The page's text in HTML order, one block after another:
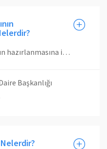
Ayrıntılı Finans Programının hazırlanmasına ilişkin Yılı Merkezi Yönetim Bütçe Uygulama Tebliği Maliye Bakanlığı’nca yayınlanır. Harcama birimleri, bütçelerinde yer alan ödeneklerin aylara dağılımını içeren Ayrıntılı Finans Programının ilişkin tekliflerini talimatta belirtilen ilke ve esaslar doğrultusunda hazırlayarak, Üniversitemiz Strateji Geliştirme Daire Başkanlığına yazılı ve sistem üzerinden gönderir. Strateji Geliştirme Daire Başkanlığı tarafından konsolide edilen Ayrıntılı Finans Programı teklifi, üst yönetim onayına sunularak Maliye Bakanlığı’na gönderilir. Bakanlıkça vize edilen Ayrıntılı Finans Programı, detay dağılımları e-bütçe sistemine giriş yapılarak onaylanır. E-bütçe sisteminde onaylanan Ayrıntılı Finans Programı harcama birimlerine bir üst yazı ekinde gönderilir. Ayrıntılı Finans Programına uygun olarak ödenek gönderme belgesi düzenlenir ve ödenekler serbest bırakılır.
Başkanlığı